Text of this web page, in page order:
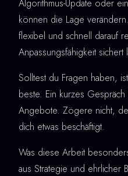
Algorithmus-Update oder
können die Lage
flexibel und schnell darauf
Anpassungsfähigkeit
Solltest du Fragen haben,
beste. Ein kurzes
Angebote. Zögere nicht,
dich etwas beschäftigt.
Was diese Arbeit
aus Strategie und ehrlicher